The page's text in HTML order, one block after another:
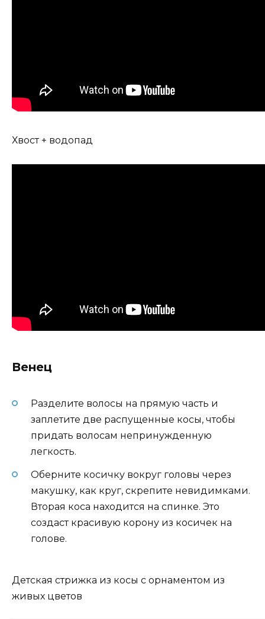
Хвост + водопад
Венец
Разделите волосы на прямую часть и
заплетите две распущенные косы, чтобы
придать волосам непринужденную
легкость.
Оберните косичку вокруг головы через
макушку, как круг, скрепите невидимками.
Вторая коса находится на спинке. Это
создаст красивую корону из косичек на
голове.
Детская стрижка из косы с орнаментом из
живых цветов